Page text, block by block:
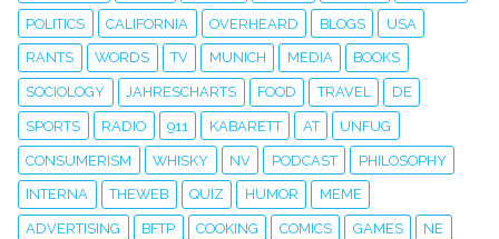
POLITICS CALIFORNIA OVERHEARD BLOGS USA
RANTS WORDS TV MUNICH MEDIA BOOKS
SOCIOLOGY JAHRESCHARTS FOOD TRAVEL DE
SPORTS RADIO 911 KABARETT AT UNFUG
CONSUMERISM WHISKY NV PODCAST PHILOSOPHY
INTERNA THEWEB QUIZ HUMOR MEME
ADVERTISING BFTP COOKING COMICS GAMES NE